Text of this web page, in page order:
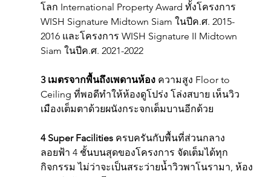
โลก International Property Award ทั้งโครงการ
WISH Signature Midtown Siam ในปีค.ศ. 2015-
2016 และโครงการ WISH Signature II Midtown
Siam ในปีค.ศ. 2021-2022
3 เมตรจากพื้นถึงเพดานห้อง ความสูง Floor to
Ceiling ที่พอดีทำให้ห้องดูโปร่ง โล่งสบาย เห็นวิว
เมืองเต็มตาด้วยผนังกระจกเต็มบานอีกด้วย
4 Super Facilities ครบครันกับพื้นที่ส่วนกลาง
ลอยฟ้า 4 ชั้นบนสุดของโครงการ จัดเต็มได้ทุก
กิจกรรม ไม่ว่าจะเป็นสระว่ายน้ำวิวพาโนรามา, ห้อง